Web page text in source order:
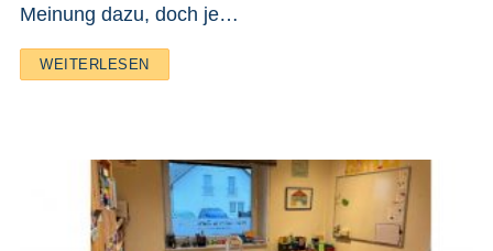
Meinung dazu, doch je…
WEITERLESEN